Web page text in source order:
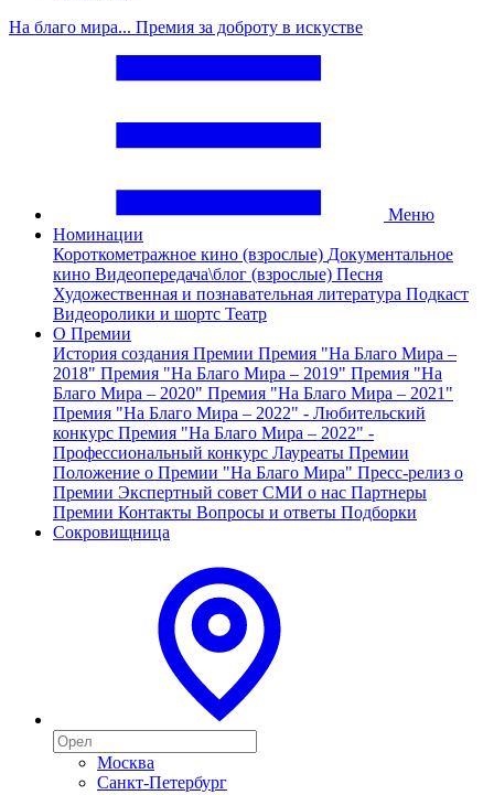
На благо мира... Премия за доброту в искустве
Меню
Номинации
Короткометражное кино (взрослые) Документальное
кино Видеопередача\блог (взрослые) Песня
Художественная и познавательная литература Подкаст
Видеоролики и шортс Театр
О Премии
История создания Премии Премия "На Благо Мира –
2018" Премия "На Благо Мира – 2019" Премия "На
Благо Мира – 2020" Премия "На Благо Мира – 2021"
Премия "На Благо Мира – 2022" - Любительский
конкурс Премия "На Благо Мира – 2022" -
Профессиональный конкурс Лауреаты Премии
Положение о Премии "На Благо Мира" Пресс-релиз о
Премии Экспертный совет СМИ о нас Партнеры
Премии Контакты Вопросы и ответы Подборки
Сокровищница
Москва
Санкт-Петербург